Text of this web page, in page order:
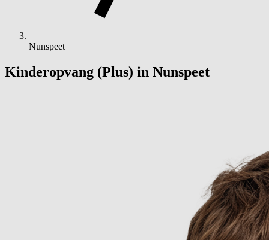
Nunspeet
Kinderopvang (Plus) in Nunspeet